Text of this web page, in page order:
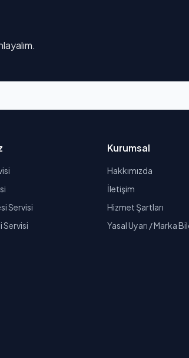
Servisi
Servisi
Kurumsal
Hakkımızda
İletişim
Hizmet Şartları
Yasal Uyarı / Marka